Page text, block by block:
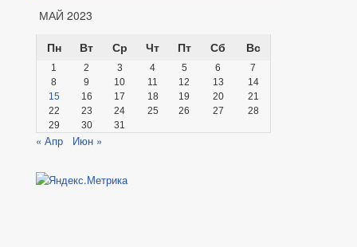
МАЙ 2023
Пн
Вт Ср Чт Пт Сб Вс
1 2 3 4 5 6
7
8
9 10 11 12 13
14
15
16 17 18 19 20
21
22
23 24 25 26 27
28
29
30 31
« Апр Июн »